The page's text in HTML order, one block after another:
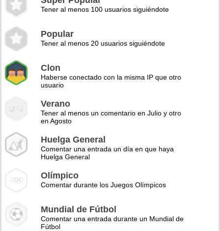
Tener al menos 100 usuarios siguiéndote
Popular
Tener al menos 20 usuarios siguiéndote
Clon
Haberse conectado con la misma IP que otro
usuario
Verano
Tener al menos un comentario en Julio y otro
en Agosto
Huelga General
Comentar una entrada un día en que haya
Huelga General
Olímpico
Comentar durante los Juegos Olímpicos
Mundial de Fútbol
Comentar una entrada durante un Mundial de
Fútbol